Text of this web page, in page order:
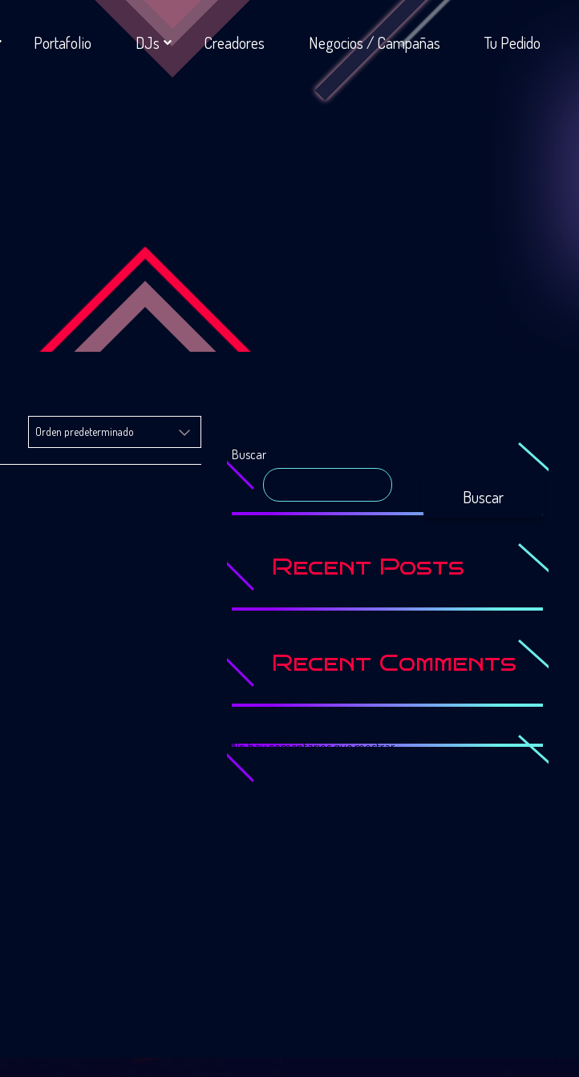
Portafolio DJs Creadores Negocios / Campañas Tu Pedido
Buscar
Buscar
Recent Posts
Recent Comments
No hay comentarios que mostrar.